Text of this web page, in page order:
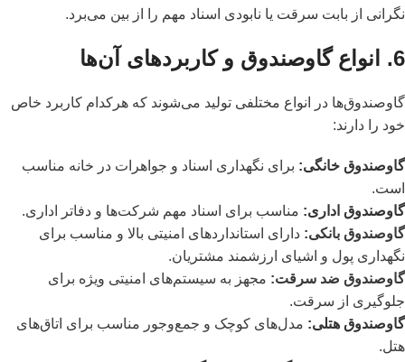
نگرانی از بابت سرقت یا نابودی اسناد مهم را از بین می‌برد.
6. انواع گاوصندوق و کاربردهای آن‌ها
گاوصندوق‌ها در انواع مختلفی تولید می‌شوند که هرکدام کاربرد خاص
خود را دارند:
گاوصندوق خانگی: برای نگهداری اسناد و جواهرات در خانه مناسب
است.
گاوصندوق اداری: مناسب برای اسناد مهم شرکت‌ها و دفاتر اداری.
گاوصندوق بانکی: دارای استانداردهای امنیتی بالا و مناسب برای
نگهداری پول و اشیای ارزشمند مشتریان.
گاوصندوق ضد سرقت: مجهز به سیستم‌های امنیتی ویژه برای
جلوگیری از سرقت.
گاوصندوق هتلی: مدل‌های کوچک و جمع‌وجور مناسب برای اتاق‌های
هتل.